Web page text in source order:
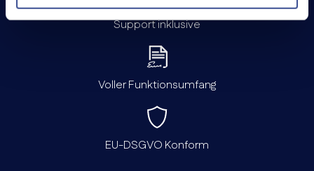
Support inklusive
Voller Funktionsumfang
EU-DSGVO Konform